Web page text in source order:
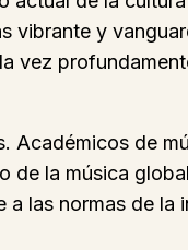
vibrante y
vez
Académicos de
de la música
las normas de la